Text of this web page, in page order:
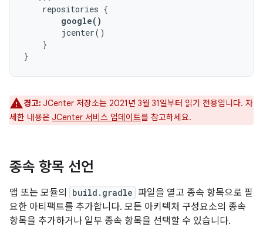
repositories {
google()
jcenter()
}
}
경고: JCenter 저장소는 2021년 3월 31일부터 읽기 전용입니다. 자
세한 내용은 JCenter 서비스 업데이트를 참고하세요.
종속 항목 선언
앱 또는 모듈의 build.gradle 파일을 열고 종속 항목으로 필
요한 아티팩트를 추가합니다. 모든 아키텍처 구성요소의 종속
항목을 추가하거나 일부 종속 항목을 선택할 수 있습니다.